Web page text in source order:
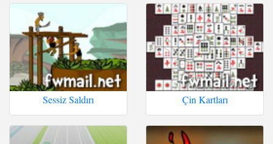
Sessiz Saldırı Çin Kartları